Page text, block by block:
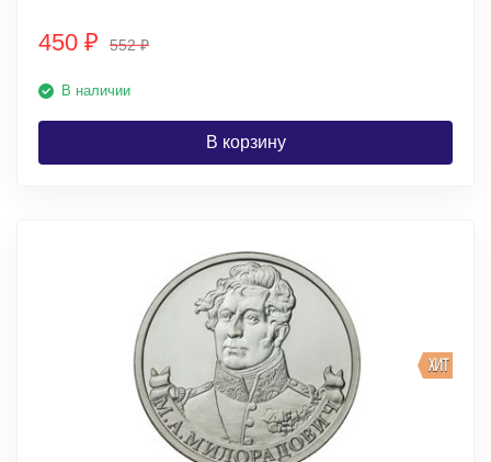
450 ₽ 552₽
В наличии
В корзину
ХИТ